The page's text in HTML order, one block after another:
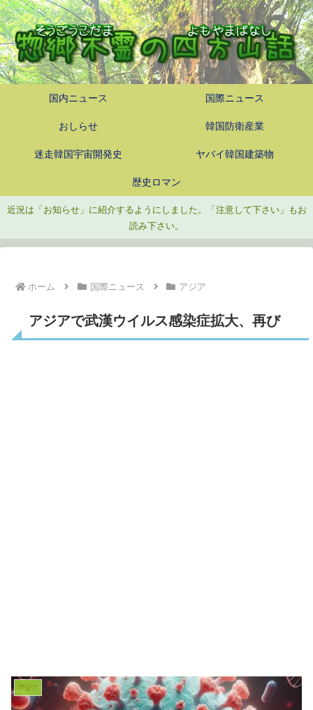
国内ニュース 国際ニュース
おしらせ 韓国防衛産業
迷走韓国宇宙開発史 ヤバイ韓国建築物
歴史ロマン
近況は「お知らせ」に紹介するようにしました。「注意して下さい」もお
読み下さい。
ホーム 国際ニュース アジア
アジアで武漢ウイルス感染症拡大、再び
アジア